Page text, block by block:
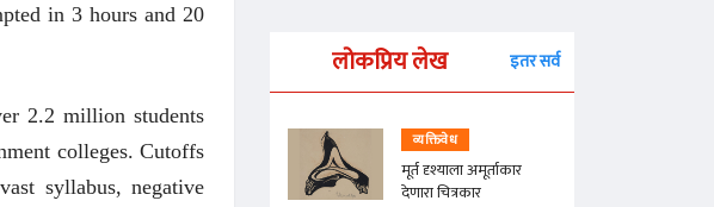
in 3 hours and 20
2.2 million students
colleges. Cutoffs
syllabus, negative
लोकप्रिय लेख इतर सर्व
मूर्त दृश्याला अमूर्ताकार
देणारा चित्रकार
व्यक्तिवेध
मूर्त दृश्याला अमूर्ताकार
देणारा चित्रकार